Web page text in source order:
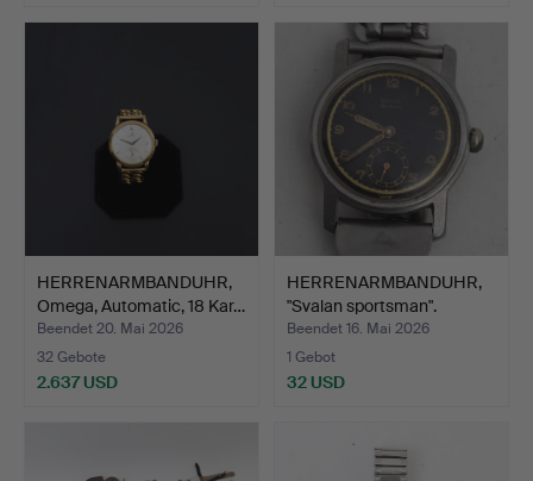
HERRENARMBANDUHR,
Omega, Automatic, 18 Kar…
Beendet 20. Mai 2026
32 Gebote
2.637 USD
HERRENARMBANDUHR,
"Svalan sportsman".
Beendet 16. Mai 2026
1 Gebot
32 USD